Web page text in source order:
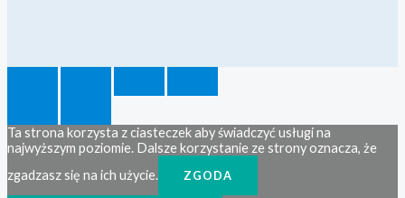
Ta strona korzysta z ciasteczek aby świadczyć usługi na
najwyższym poziomie. Dalsze korzystanie ze strony oznacza, że
zgadzasz się na ich użycie.
ZGODA